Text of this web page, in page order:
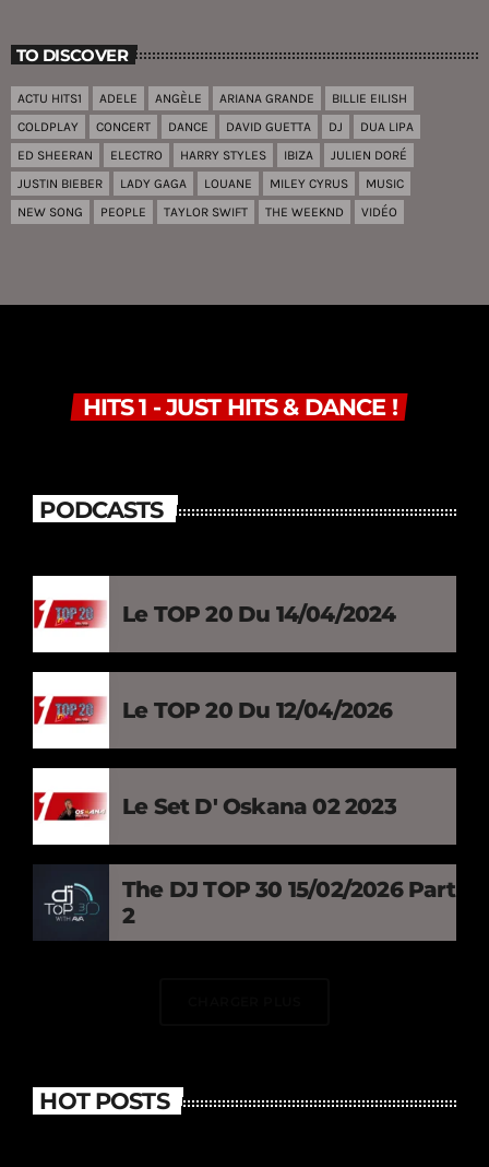
TO DISCOVER
ACTU HITS1 ADELE ANGÈLE ARIANA GRANDE
BILLIE EILISH
COLDPLAY
CONCERT DANCE DAVID GUETTA DJ
DUA LIPA
ED SHEERAN
ELECTRO HARRY STYLES IBIZA
JULIEN DORÉ
JUSTIN BIEBER
LADY GAGA LOUANE MILEY CYRUS
MUSIC
NEW SONG
PEOPLE TAYLOR SWIFT THE WEEKND VIDÉO
HITS 1 - JUST HITS & DANCE !
PODCASTS
Le TOP 20 Du 14/04/2024
Le TOP 20 Du 12/04/2026
Le Set D' Oskana 02 2023
The DJ TOP 30 15/02/2026 Part
2
HOT POSTS